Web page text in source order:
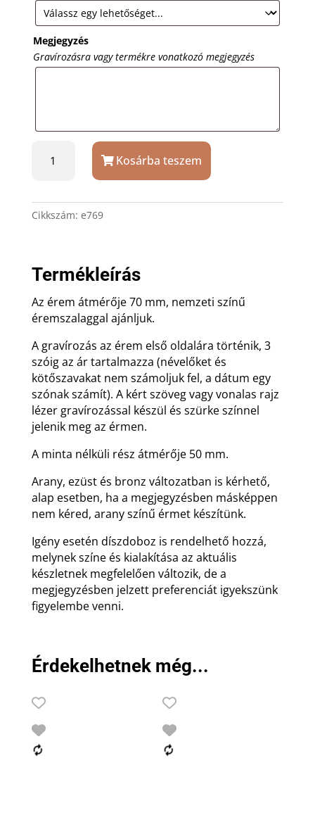
Megjegyzés
Gravírozásra vagy termékre vonatkozó megjegyzés
csíkos
es
éremszalaggal
Kosárba teszem
Cikkszám: e769
Termékleírás
Az érem átmérője 70 mm, nemzeti színű
éremszalaggal ajánljuk.
A gravírozás az érem első oldalára történik, 3
szóig az ár tartalmazza (névelőket és
kötőszavakat nem számoljuk fel, a dátum egy
szónak számít). A kért szöveg vagy vonalas rajz
lézer gravírozással készül és szürke színnel
jelenik meg az érmen.
A minta nélküli rész átmérője 50 mm.
Arany, ezüst és bronz változatban is kérhető,
alap esetben, ha a megjegyzésben másképpen
nem kéred, arany színű érmet készítünk.
Igény esetén díszdoboz is rendelhető hozzá,
melynek színe és kialakítása az aktuális
készletnek megfelelően változik, de a
megjegyzésben jelzett preferenciát igyekszünk
figyelembe venni.
Érdekelhetnek még...